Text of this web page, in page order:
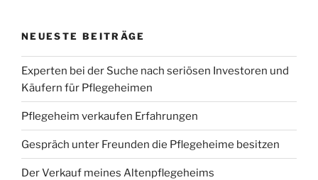
NEUESTE BEITRÄGE
Experten bei der Suche nach seriösen Investoren und
Käufern für Pflegeheimen
Pflegeheim verkaufen Erfahrungen
Gespräch unter Freunden die Pflegeheime besitzen
Der Verkauf meines Altenpflegeheims